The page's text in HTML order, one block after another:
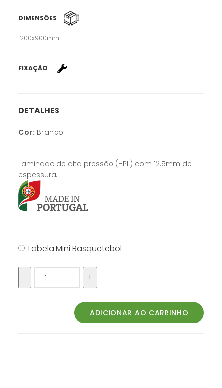
DIMENSÕES
1200x900mm
FIXAÇÃO
DETALHES
Cor: Branco
Laminado de alta pressão (HPL) com 12.5mm de
espessura.
Tabela Mini Basquetebol